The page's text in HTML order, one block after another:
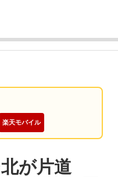
楽天モバイル
が片道